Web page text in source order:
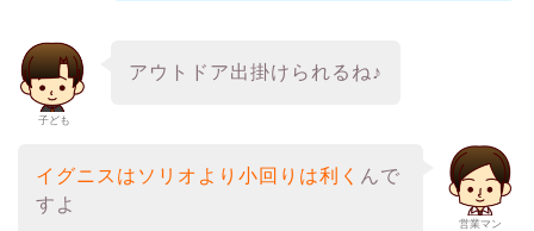
子ども
アウトドア出掛けられるね♪
営業マン
イグニスはソリオより小回りは利く んで
すよ